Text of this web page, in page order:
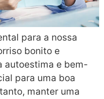
para a nossa
bonito e
autoestima e bem-
para uma boa
manter uma